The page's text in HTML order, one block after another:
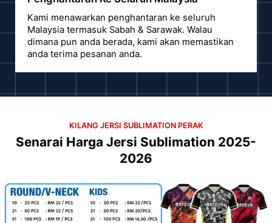
Kami menawarkan penghantaran ke seluruh
Malaysia termasuk Sabah & Sarawak. Walau
dimana pun anda berada, kami akan memastikan
anda terima pesanan anda.
KILANG JERSI SUBLIMATION PERAK
Senarai Harga Jersi Sublimation 2025-
2026